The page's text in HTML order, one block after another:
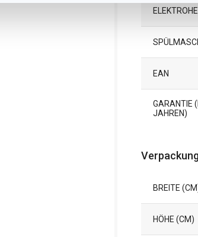
EAN
GARANTIE
JAHREN)
BREITE
HÖHE (CM)